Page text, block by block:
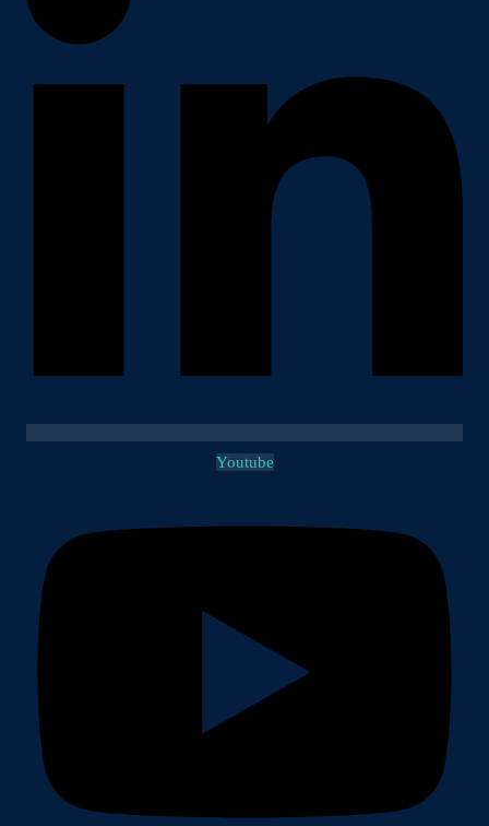
Youtube